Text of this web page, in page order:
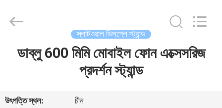
বাড়ি
supplier.
Copyright
Rights
Reserved.
স্লাটওয়াল ডিসপ্লে স্ট্যান্ড
ডাব্লু 600 মিমি মোবাইল ফোন এক্সেসরিজ
প্রদর্শন স্ট্যান্ড
উৎপত্তি স্থল:
চীন